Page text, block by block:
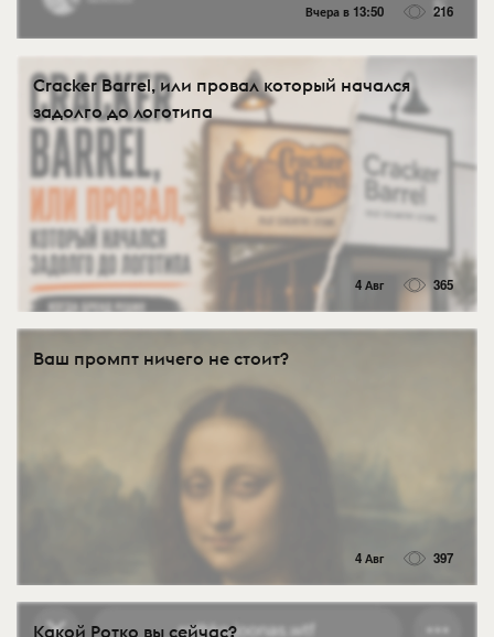
Вчера в 13:50 216
Cracker Barrel, или провал который начался
задолго до логотипа
4 Авг 365
Ваш промпт ничего не стоит?
4 Авг 397
Какой Ротко вы сейчас?